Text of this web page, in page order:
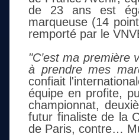
de 23 ans est
marqueuse (14
remporté par le
"C’est ma première
à prendre mes
confiait
équipe en profite,
championnat,
futur finaliste de la
de Paris, contre…